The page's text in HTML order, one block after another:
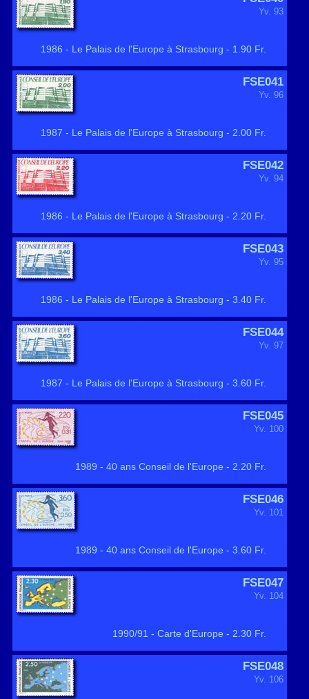
Yv. 93
1986 - Le Palais de l'Europe à Strasbourg - 1.90 Fr.
FSE041
Yv. 96
1987 - Le Palais de l'Europe à Strasbourg - 2.00 Fr.
FSE042
Yv. 94
1986 - Le Palais de l'Europe à Strasbourg - 2.20 Fr.
FSE043
Yv. 95
1986 - Le Palais de l'Europe à Strasbourg - 3.40 Fr.
FSE044
Yv. 97
1987 - Le Palais de l'Europe à Strasbourg - 3.60 Fr.
FSE045
Yv. 100
1989 - 40 ans Conseil de l'Europe - 2.20 Fr.
FSE046
Yv. 101
1989 - 40 ans Conseil de l'Europe - 3.60 Fr.
FSE047
Yv. 104
1990/91 - Carte d'Europe - 2.30 Fr.
FSE048
Yv. 106